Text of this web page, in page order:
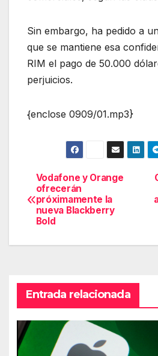
Sin embargo, ha pedido a
que se mantiene esa
RIM el pago de 50.000
perjuicios.
{enclose 0909/01.mp3}
Navegación
de
Vodafone y Orange
ofrecerán
próximamente la
nueva Blackberry
Bold
Entrada relacionada